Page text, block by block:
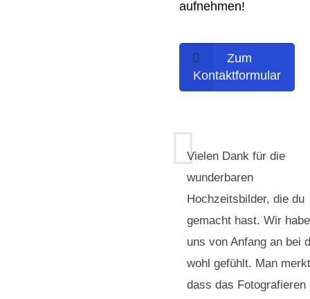
aufnehmen!
Zum
Kontaktformular
Vielen Dank für die
wunderbaren
Hochzeitsbilder, die du
gemacht hast. Wir
uns von Anfang an bei
wohl gefühlt. Man
dass das Fotografieren